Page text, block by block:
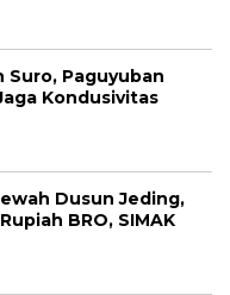
Suro, Paguyuban
Kondusivitas
Dusun Jeding,
BRO, SIMAK